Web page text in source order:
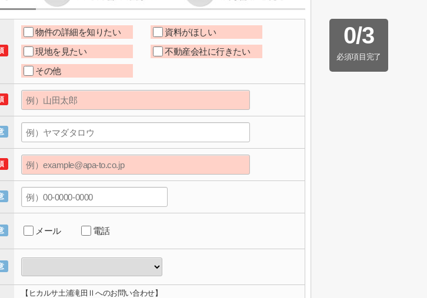
0/3
必須項目完了
物件の詳細を知りたい
資料がほしい
現地を見たい
不動産会社に行きたい
その他
メール 電話
【ヒカルサ土浦滝田Ⅱへのお問い合わせ】